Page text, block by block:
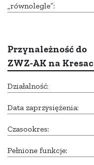
„równolegle”:
Przynależność do
ZWZ-AK na
Działalność:
Data zaprzysiężenia:
Czasookres:
Pełnione funkcje: